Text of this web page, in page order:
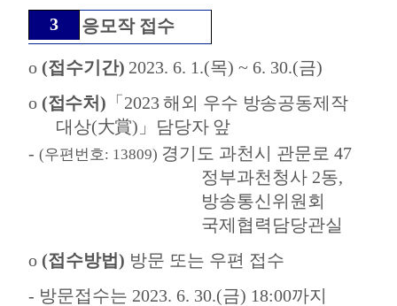
3 응모작 접수
o (접수기간) 2023. 6. 1.(목) ~ 6. 30.(금)
o (접수처) 「 2023해외 우수 방송공동제작
대상(大賞) 」 담당자 앞
- (우편번호: 13809) 경기도 과천시 관문로 47
정부과천청사 2동,
방송통신위원회
국제협력담당관실
o (접수방법) 방문 또는 우편 접수
- 방문접수는 2023. 6. 30.(금) 18:00까지